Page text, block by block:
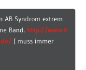
AB Syndrom extrem
Band. http://www.h
( muss immer